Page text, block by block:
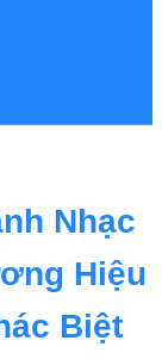
Nhạc
Hiệu
Biệt